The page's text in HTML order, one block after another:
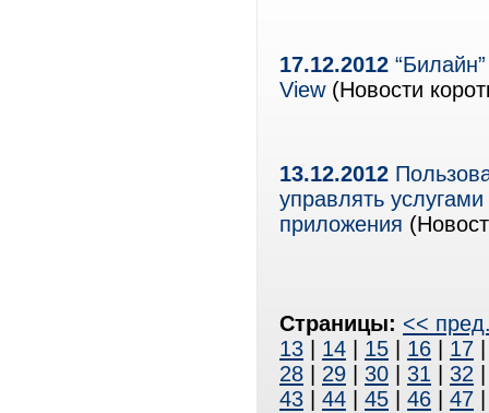
17.12.2012
View(Новости
13.12.2012
управлять
приложения
Страницы: <<
13
14 15 16 17
28
29 30 31 32
43
44 45 46 47